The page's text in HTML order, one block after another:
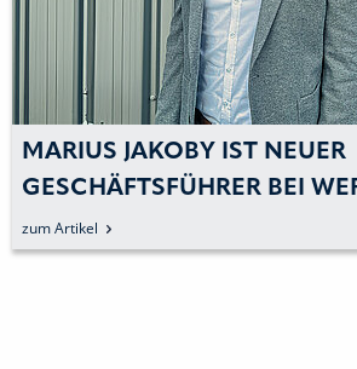
MARIUS JAKOBY IST NEUER
GESCHÄFTSFÜHRER BEI
zum Artikel